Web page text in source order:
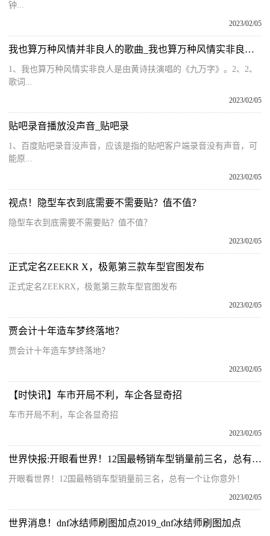
钟...
2023/02/05
我也算万种风情并非良人的歌曲_我也算万种风情实非良人是什么歌
1、我也算万种风情实非良人是由黄诗扶演唱的《九万字》。2、2、
歌词...
2023/02/05
贴吧录音播放没声音_贴吧录
1、百度贴吧录音没声音，应该是指的贴吧客户端录音没有声音，可
能原...
2023/02/05
视点！隐型车衣到底需要不需要贴？值不值？
隐型车衣到底需要不需要贴？值不值？
2023/02/05
正式定名ZEEKR X，极氪第三款车型官图发布
正式定名ZEEKRX，极氪第三款车型官图发布
2023/02/05
贾会计十年造车梦终落地？
贾会计十年造车梦终落地？
2023/02/05
【时快讯】车市开局不利，车企各显奇招
车市开局不利，车企各显奇招
2023/02/05
世界快报:开眼看世界！12国最畅销车型销量前三名，总有一个让你意外！
开眼看世界！12国最畅销车型销量前三名，总有一个让你意外！
2023/02/05
世界消息！dnf冰结师刷图加点2019_dnf冰结师刷图加点